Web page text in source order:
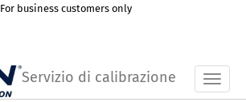
For business customers only
Servizio di calibrazione